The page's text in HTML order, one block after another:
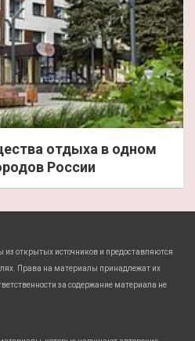
отдыха в одном
России
открытых источников и предоставляются
Права на материалы принадлежат их
за содержание материала не